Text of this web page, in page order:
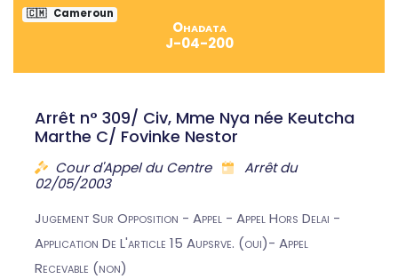
🇨🇲 Cameroun
Ohadata
J-04-200
Arrêt n° 309/ Civ, Mme Nya née Keutcha
Marthe C/ Fovinke Nestor
Cour d'Appel du Centre
Arrêt du
02/05/2003
Jugement Sur Opposition - Appel - Appel Hors Delai -
Application De L'article 15 Aupsrve. (oui)- Appel
Recevable (non)